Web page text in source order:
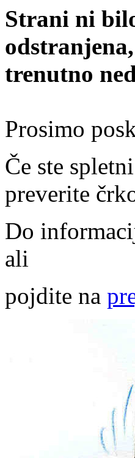
Strani ni
trenutno
Prosimo
Če ste
preverite
Do
ali
pojdite na